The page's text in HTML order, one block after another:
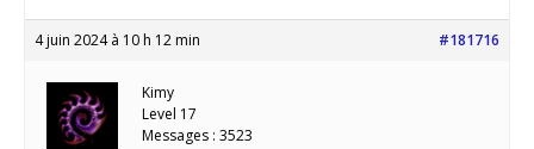
4 juin 2024 à 10 h 12 min #181716
Kimy
Level 17
Messages : 3523